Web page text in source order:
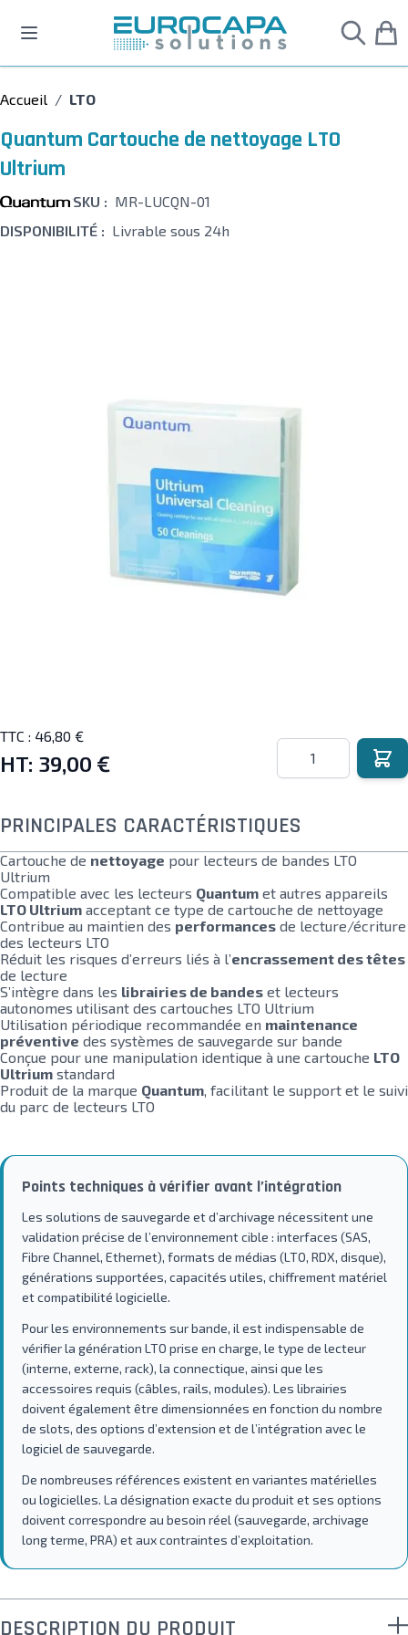
Accueil / LTO
Quantum Cartouche de nettoyage LTO
Ultrium
SKU : MR-LUCQN-01
DISPONIBILITÉ : Livrable sous 24h
TTC : 46,80 €
HT: 39,00 €
Quantité
PRINCIPALES CARACTÉRISTIQUES
Cartouche de nettoyage pour lecteurs de bandes LTO
Ultrium
Compatible avec les lecteurs Quantum et autres appareils
LTO Ultrium acceptant ce type de cartouche de nettoyage
Contribue au maintien des performances de lecture/écriture
des lecteurs LTO
Réduit les risques d’erreurs liés à l’encrassement des têtes
de lecture
S’intègre dans les librairies de bandes et lecteurs
autonomes utilisant des cartouches LTO Ultrium
Utilisation périodique recommandée en maintenance
préventive des systèmes de sauvegarde sur bande
Conçue pour une manipulation identique à une cartouche LTO
Ultrium standard
Produit de la marque Quantum, facilitant le support et le suivi
du parc de lecteurs LTO
Points techniques à vérifier avant l’intégration
Les solutions de sauvegarde et d’archivage nécessitent une
validation précise de l’environnement cible : interfaces (SAS,
Fibre Channel, Ethernet), formats de médias (LTO, RDX, disque),
générations supportées, capacités utiles, chiffrement matériel
et compatibilité logicielle.
Pour les environnements sur bande, il est indispensable de
vérifier la génération LTO prise en charge, le type de lecteur
(interne, externe, rack), la connectique, ainsi que les
accessoires requis (câbles, rails, modules). Les librairies
doivent également être dimensionnées en fonction du nombre
de slots, des options d’extension et de l’intégration avec le
logiciel de sauvegarde.
De nombreuses références existent en variantes matérielles
ou logicielles. La désignation exacte du produit et ses options
doivent correspondre au besoin réel (sauvegarde, archivage
long terme, PRA) et aux contraintes d’exploitation.
DESCRIPTION DU PRODUIT